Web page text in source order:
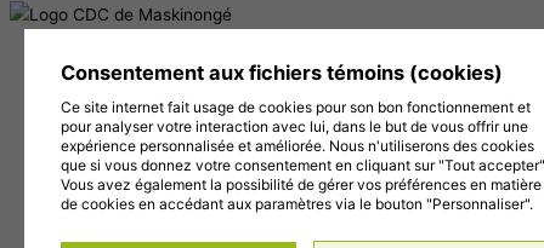
J5V 2J7
819 228-1096
info@cdc-maski.qc.ca
Suivez-nous sur Facebook!
Abonnez-vous à notre compte Instagram!
Abonnez-vous à notre chaîne YouTube!
Consentement aux fichiers témoins (cookies)
Ce site internet fait usage de cookies pour son bon fonctionnement et
pour analyser votre interaction avec lui, dans le but de vous offrir une
expérience personnalisée et améliorée. Nous n'utiliserons des cookies
que si vous donnez votre consentement en cliquant sur "Tout
Vous avez également la possibilité de gérer vos préférences en matière
de cookies en accédant aux paramètres via le bouton "Personnaliser".